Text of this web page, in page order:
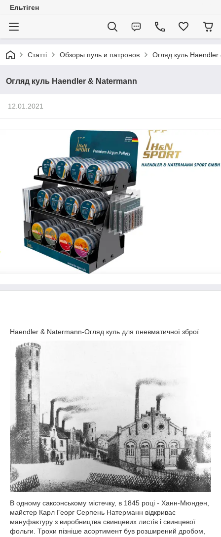
Ельтігєн
Статті Обзоры пуль и патронов Огляд куль
Огляд куль Haendler & Natermann
12.01.2021
Haendler & Natermann-Огляд куль для пневматичної зброї
В одному саксонському містечку, в 1845 році - Ханн-Мюнден,
майстер Карл Георг Серпень Натерманн відкриває
мануфактуру з виробництва свинцевих листів і свинцевої
фольги. Трохи пізніше асортимент був розширений дробом,